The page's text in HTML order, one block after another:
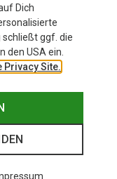
Dich
ggf. die
den USA ein.
Privacy Site.